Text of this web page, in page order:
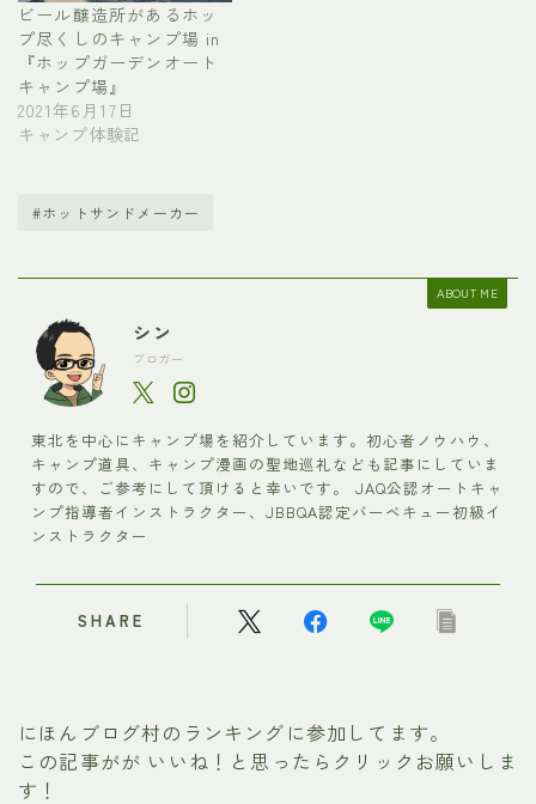
ビール醸造所があるホッ
プ尽くしのキャンプ場 in
『ホップガーデンオート
キャンプ場』
2021年6月17日
キャンプ体験記
#ホットサンドメーカー
ABOUT ME
シン
ブロガー
東北を中心にキャンプ場を紹介しています。初心者ノウハウ、
キャンプ道具、キャンプ漫画の聖地巡礼なども記事にしていま
すので、ご参考にして頂けると幸いです。 JAQ公認オートキャ
ンプ指導者インストラクター、JBBQA認定バーベキュー初級イ
ンストラクター
SHARE
にほんブログ村のランキングに参加してます。
この記事がが いいね！と思ったらクリックお願いしま
す！